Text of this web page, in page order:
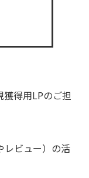
得用LPのご担
レビュー）の活